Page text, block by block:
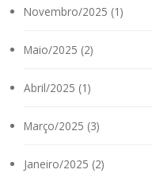
Novembro/2025 (1)
Maio/2025 (2)
Abril/2025 (1)
Março/2025 (3)
Janeiro/2025 (2)